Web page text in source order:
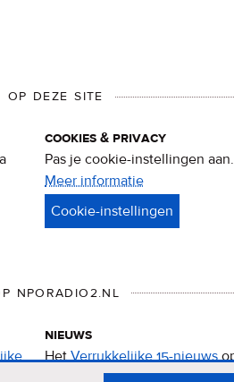
OP DEZE SITE
cookies & privacy
Pas je cookie-instellingen aan.
Meer informatie
&
NPORADIO2.NL
nieuws
HetVerrukkelijke 15-nieuws
de NPO Radio 2-website.